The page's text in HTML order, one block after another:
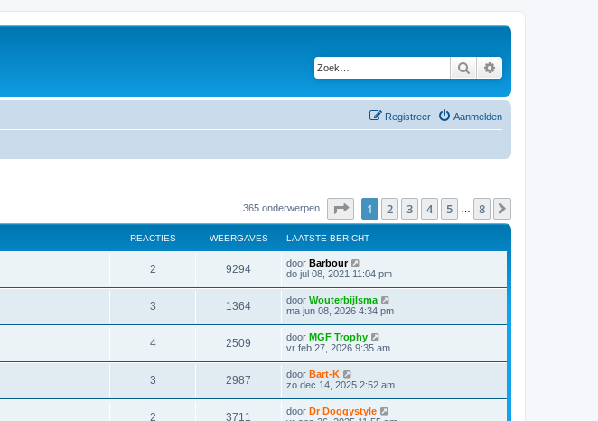
Zoek
Aanmelden
Registreer
365 onderwerpen Pagina1 van 8
1 2 3 4 5 8
REACTIES WEERGAVES LAATSTE BERICHT
2 9294 door Barbour
do jul 08, 2021 11:04 pm
3 1364 door Wouterbijlsma
ma jun 08, 2026 4:34 pm
4 2509 door MGF Trophy
vr feb 27, 2026 9:35 am
3 2987 door Bart-K
zo dec 14, 2025 2:52 am
2 3711 door Dr Doggystyle